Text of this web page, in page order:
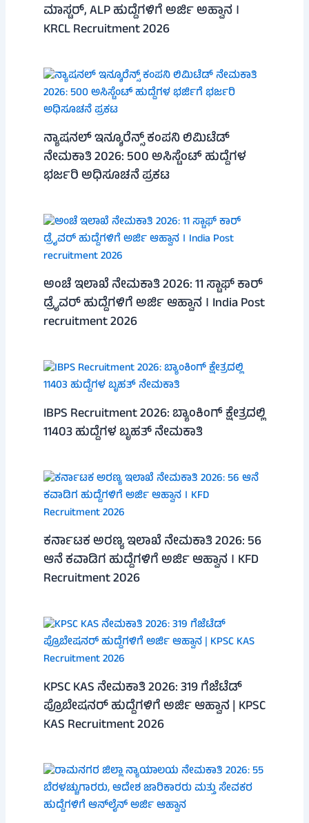
ಮಾಸ್ಟರ್, ALP ಹುದ್ದೆಗಳಿಗೆ ಅರ್ಜಿ ಅಹ್ವಾನ ।
KRCL Recruitment 2026
ನ್ಯಾಷನಲ್ ಇನ್ಶೂರೆನ್ಸ್ ಕಂಪನಿ ಲಿಮಿಟೆಡ್
ನೇಮಕಾತಿ 2026: 500 ಅಸಿಸ್ಟೆಂಟ್ ಹುದ್ದೆಗಳ
ಭರ್ಜರಿ ಅಧಿಸೂಚನೆ ಪ್ರಕಟ
ಅಂಚೆ ಇಲಾಖೆ ನೇಮಕಾತಿ 2026: 11 ಸ್ಟಾಫ್ ಕಾರ್
ಡ್ರೈವರ್ ಹುದ್ದೆಗಳಿಗೆ ಅರ್ಜಿ ಆಹ್ವಾನ । India Post
recruitment 2026
IBPS Recruitment 2026: ಬ್ಯಾಂಕಿಂಗ್ ಕ್ಷೇತ್ರದಲ್ಲಿ
11403 ಹುದ್ದೆಗಳ ಬೃಹತ್ ನೇಮಕಾತಿ
ಕರ್ನಾಟಕ ಅರಣ್ಯ ಇಲಾಖೆ ನೇಮಕಾತಿ 2026: 56
ಆನೆ ಕವಾಡಿಗ ಹುದ್ದೆಗಳಿಗೆ ಅರ್ಜಿ ಆಹ್ವಾನ । KFD
Recruitment 2026
KPSC KAS ನೇಮಕಾತಿ 2026: 319 ಗೆಜೆಟೆಡ್
ಪ್ರೊಬೇಷನರ್ ಹುದ್ದೆಗಳಿಗೆ ಅರ್ಜಿ ಆಹ್ವಾನ | KPSC
KAS Recruitment 2026